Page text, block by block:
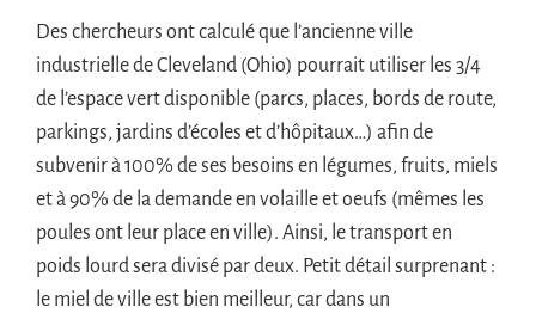
Des chercheurs ont calculé que l’ancienne ville
industrielle de Cleveland (Ohio) pourrait utiliser les 3/4
de l’espace vert disponible (parcs, places, bords de route,
parkings, jardins d’écoles et d’hôpitaux…) afin de
subvenir à 100% de ses besoins en légumes, fruits, miels
et à 90% de la demande en volaille et oeufs (mêmes les
poules ont leur place en ville). Ainsi, le transport en
poids lourd sera divisé par deux. Petit détail surprenant :
le miel de ville est bien meilleur, car dans un